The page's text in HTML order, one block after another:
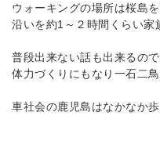
ウォーキングの場所は桜島
沿いを約1～２時間くらい家
普段出来ない話も出来るの
体力づくりにもなり一石二鳥
車社会の鹿児島はなかなか